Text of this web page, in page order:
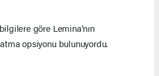
göre Lemina’nın
opsiyonu bulunuyordu.